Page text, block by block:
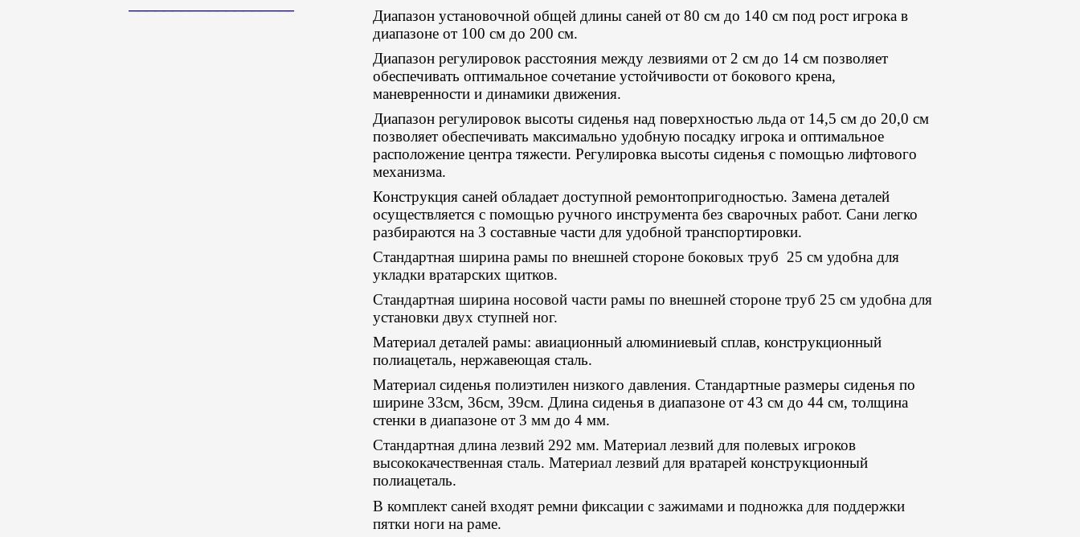
Диапазон установочной общей длины саней от 80 см до 140 см под рост игрока в
диапазоне от 100 см до 200 см.
Диапазон регулировок расстояния между лезвиями от 2 см до 14 см позволяет
обеспечивать оптимальное сочетание устойчивости от бокового крена,
маневренности и динамики движения.
Диапазон регулировок высоты сиденья над поверхностью льда от 14,5 см до 20,0 см
позволяет обеспечивать максимально удобную посадку игрока и оптимальное
расположение центра тяжести. Регулировка высоты сиденья с помощью лифтового
механизма.
Конструкция саней обладает доступной ремонтопригодностью. Замена деталей
осуществляется с помощью ручного инструмента без сварочных работ. Сани легко
разбираются на 3 составные части для удобной транспортировки.
Стандартная ширина рамы по внешней стороне боковых труб 25 см удобна для
укладки вратарских щитков.
Стандартная ширина носовой части рамы по внешней стороне труб 25 см удобна для
установки двух ступней ног.
Материал деталей рамы: авиационный алюминиевый сплав, конструкционный
полиацеталь, нержавеющая сталь.
Материал сиденья полиэтилен низкого давления. Стандартные размеры сиденья по
ширине 33см, 36см, 39см. Длина сиденья в диапазоне от 43 см до 44 см, толщина
стенки в диапазоне от 3 мм до 4 мм.
Стандартная длина лезвий 292 мм. Материал лезвий для полевых игроков
высококачественная сталь. Материал лезвий для вратарей конструкционный
полиацеталь.
В комплект саней входят ремни фиксации с зажимами и подножка для поддержки
пятки ноги на раме.